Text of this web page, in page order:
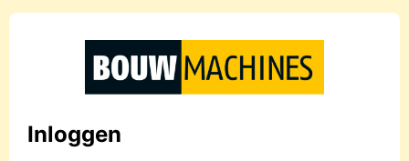
Inloggen